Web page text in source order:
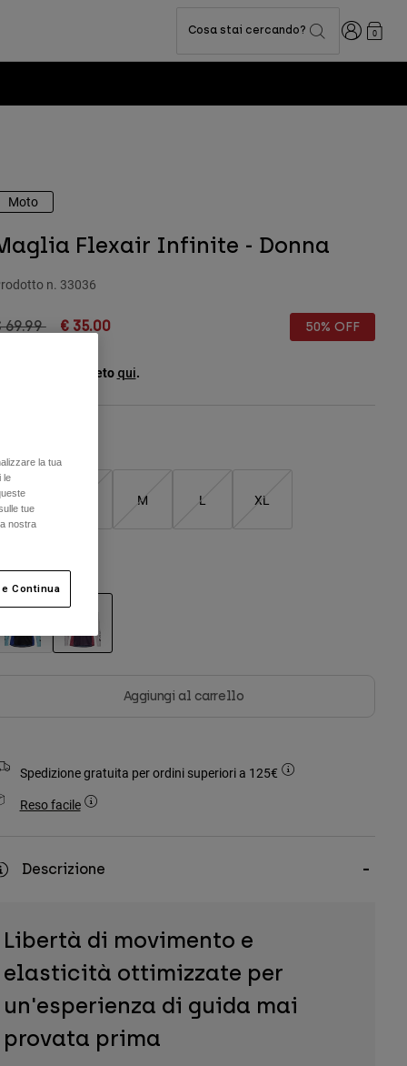
Cosa stai cercando? Accedi0
Moto
Flexair Infinite - Donna
n. 33036
reduced from
69.99to€ 35.00 50% OFF
il kit completo qui.
XS M L XL
-Sangria
Aggiungi al carrello
Spedizione gratuita per ordini superiori a 125€
Reso facile
Descrizione
Libertà di movimento e
elasticità ottimizzate per
un'esperienza di guida mai
provata prima
la tua
le
tue
nostra
Continua